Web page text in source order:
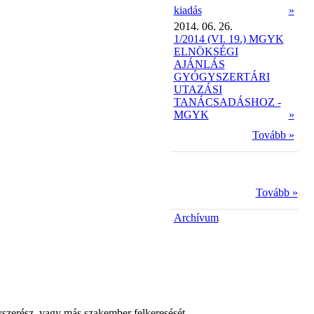
kiadás
»
2014. 06. 26.
1/2014 (VI. 19.) MGYK
ELNÖKSÉGI
AJÁNLÁS
GYÓGYSZERTÁRI
UTAZÁSI
TANÁCSADÁSHOZ -
MGYK
»
Tovább »
Tovább »
Archívum